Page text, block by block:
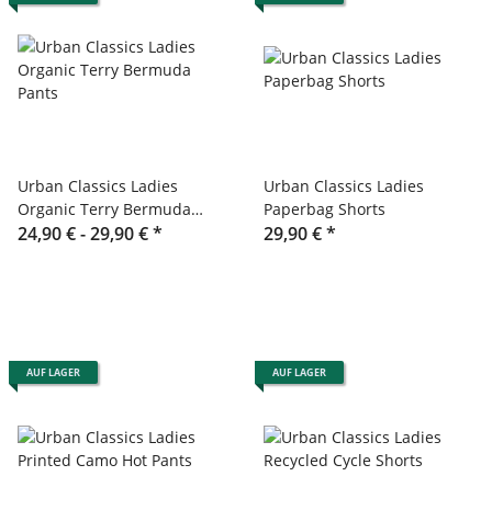
Urban Classics Ladies
Organic Terry Bermuda
Pants
24,90 € -29,90 €*
Urban Classics Ladies
Paperbag Shorts
29,90 €*
AUF LAGER AUF LAGER